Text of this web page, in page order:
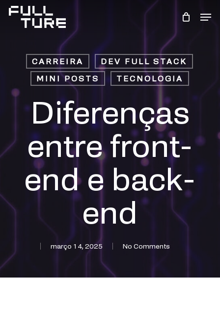
Skip
CARREIRA
DEV FULL STACK
MINI POSTS
TECNOLOGIA
Diferenças
entre front-
end e back-
end
março 14, 2025 No Comments